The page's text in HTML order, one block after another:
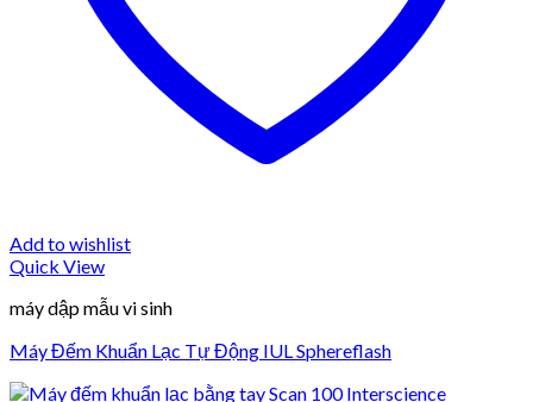
Add to wishlist
Quick View
máy dập mẫu vi sinh
Máy Đếm Khuẩn Lạc Tự Động IUL Sphereflash